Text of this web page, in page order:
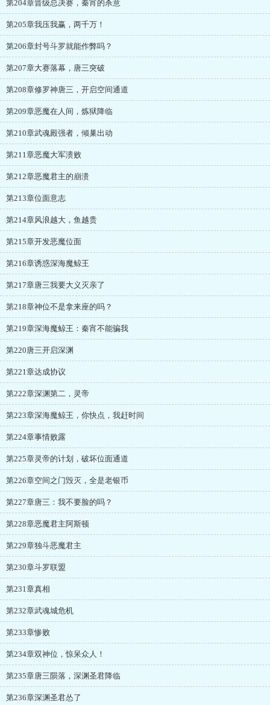
第204章晋级总决赛，秦宵的杀意
第205章我压我赢，两千万！
第206章封号斗罗就能作弊吗？
第207章大赛落幕，唐三突破
第208章修罗神唐三，开启空间通道
第209章恶魔在人间，炼狱降临
第210章武魂殿强者，倾巢出动
第211章恶魔大军溃败
第212章恶魔君主的崩溃
第213章位面意志
第214章风浪越大，鱼越贵
第215章开发恶魔位面
第216章诱惑深海魔鲸王
第217章唐三我要大义灭亲了
第218章神位不是拿来座的吗？
第219章深海魔鲸王：秦宵不能骗我
第220唐三开启深渊
第221章达成协议
第222章深渊第二，灵帝
第223章深海魔鲸王，你快点，我赶时间
第224章事情败露
第225章灵帝的计划，破坏位面通道
第226章空间之门毁灭，全是老银币
第227章唐三：我不要脸的吗？
第228章恶魔君主阿斯顿
第229章独斗恶魔君主
第230章斗罗联盟
第231章真相
第232章武魂城危机
第233章惨败
第234章双神位，惊呆众人！
第235章唐三陨落，深渊圣君降临
第236章深渊圣君怂了